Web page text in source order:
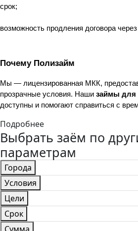
срок;
возможность продления договора
Почему Полизайм
Мы — лицензированная МКК,
прозрачные условия. Наши займы для
доступны и помогают справиться с
Подробнее
Выбрать заём по
параметрам
Города
Условия
Цели
Срок